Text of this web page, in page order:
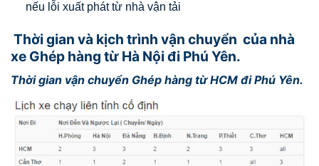
nếu lỗi xuất phát từ nhà vận tải
Thời gian và kịch trình vận chuyển của nhà
xe Ghép hàng từ Hà Nội đi Phú Yên.
Thời gian vận chuyển Ghép hàng từ HCM đi Phú Yên.